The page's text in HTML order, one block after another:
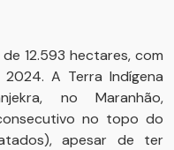
12.593 hectares, com
A Terra Indígena
no Maranhão,
no topo do
apesar de ter